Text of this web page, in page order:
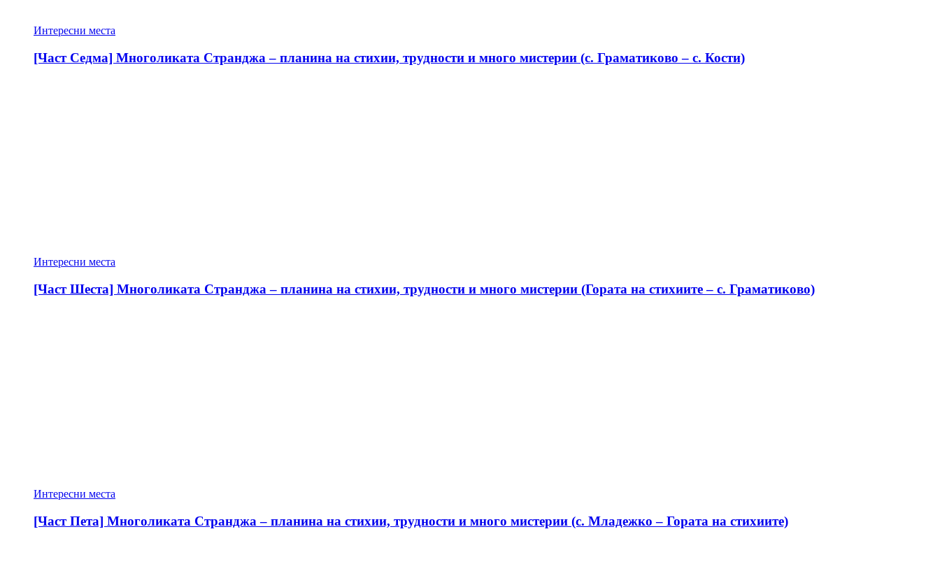
Интересни места
[Част Седма] Многоликата Странджа – планина на стихии, трудности и много мистерии (с. Граматиково – с. Кости)
Интересни места
[Част Шеста] Многоликата Странджа – планина на стихии, трудности и много мистерии (Гората на стихиите – с. Граматиково)
Интересни места
[Част Пета] Многоликата Странджа – планина на стихии, трудности и много мистерии (с. Младежко – Гората на стихиите)